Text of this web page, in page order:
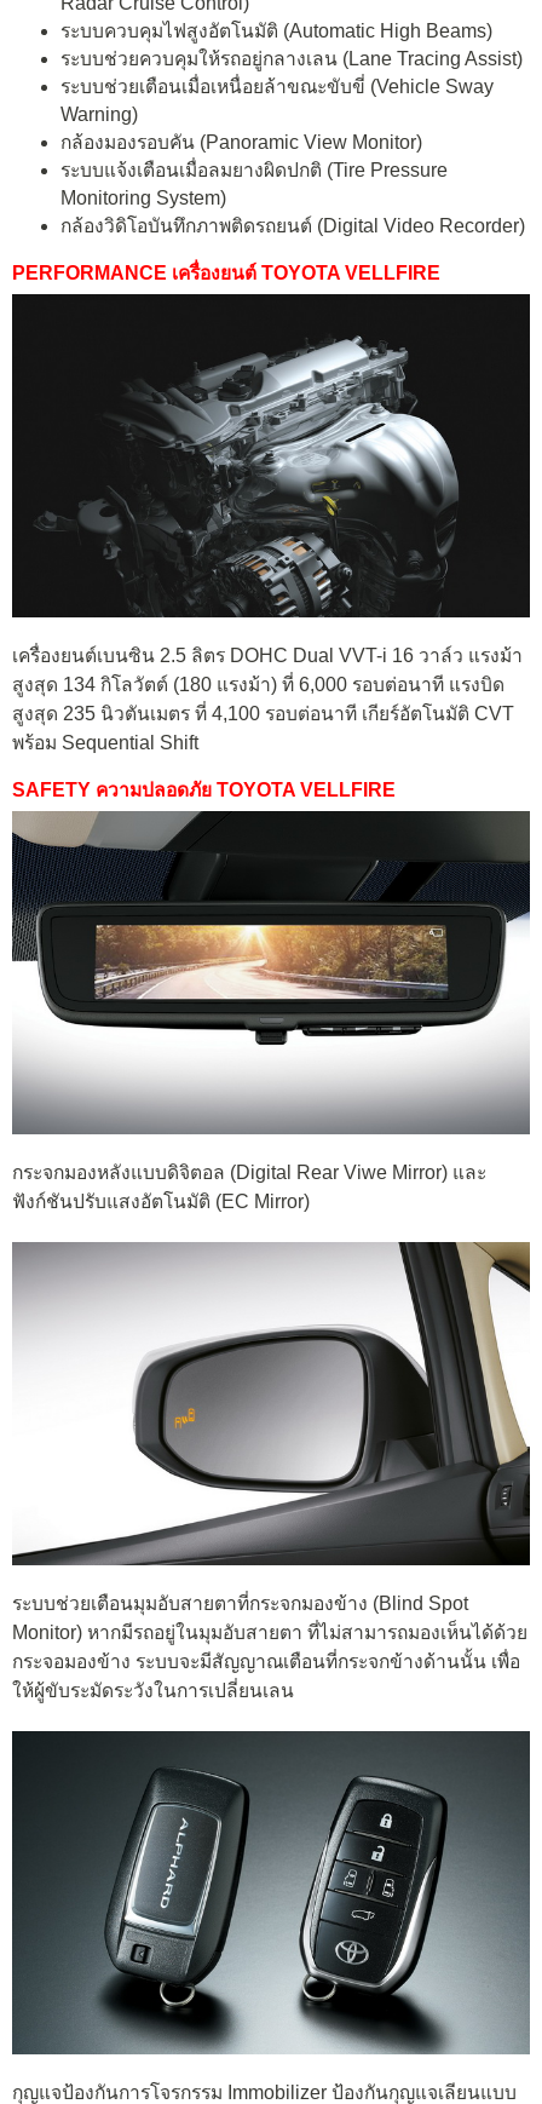
ระบบควบคุมไฟสูงอัตโนมัติ (Automatic High Beams)
ระบบช่วยควบคุมให้รถอยู่กลางเลน (Lane Tracing Assist)
ระบบช่วยเตือนเมื่อเหนื่อยล้าขณะขับขี่ (Vehicle Sway
Warning)
กล้องมองรอบคัน (Panoramic View Monitor)
ระบบแจ้งเตือนเมื่อลมยางผิดปกติ (Tire Pressure
Monitoring System)
กล้องวิดิโอบันทึกภาพติดรถยนต์ (Digital Video Recorder)
PERFORMANCE เครื่องยนต์ TOYOTA VELLFIRE
เครื่องยนต์เบนซิน 2.5 ลิตร DOHC Dual VVT-i 16 วาล์ว แรงม้า
สูงสุด 134 กิโลวัตต์ (180 แรงม้า) ที่ 6,000 รอบต่อนาที แรงบิด
สูงสุด 235 นิวตันเมตร ที่ 4,100 รอบต่อนาที เกียร์อัตโนมัติ CVT
พร้อม Sequential Shift
SAFETY ความปลอดภัย TOYOTA VELLFIRE
กระจกมองหลังแบบดิจิตอล (Digital Rear Viwe Mirror) และ
ฟังก์ชันปรับแสงอัตโนมัติ (EC Mirror)
ระบบช่วยเตือนมุมอับสายตาที่กระจกมองข้าง (Blind Spot
Monitor) หากมีรถอยู่ในมุมอับสายตา ที่ไม่สามารถมองเห็นได้ด้วย
กระจอมองข้าง ระบบจะมีสัญญาณเตือนที่กระจกข้างด้านนั้น เพื่อ
ให้ผู้ขับระมัดระวังในการเปลี่ยนเลน
กุญแจป้องกันการโจรกรรม Immobilizer ป้องกันกุญแจเลียนแบบ